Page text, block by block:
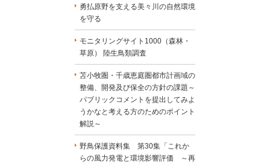
勇払原野を支える美々川の自然環境
を守る
モニタリングサイト1000（森林・
草原） 陸生鳥類調査
苫小牧圏・千歳恵庭圏都市計画域の
整備、開発及び保全の方針の課題～
パブリックコメントを提出してみよ
うかなと考える方のためのポイント
解説～
野鳥保護資料集 第30集「これか
らの風力発電と環境影響評価 ～再